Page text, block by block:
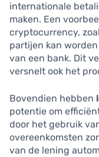
internationale
maken. Een
cryptocurrency,
partijen kan
van een bank. Dit
versnelt ook het
Bovendien hebben
potentie om
door het gebruik
overeenkomsten
van de lening